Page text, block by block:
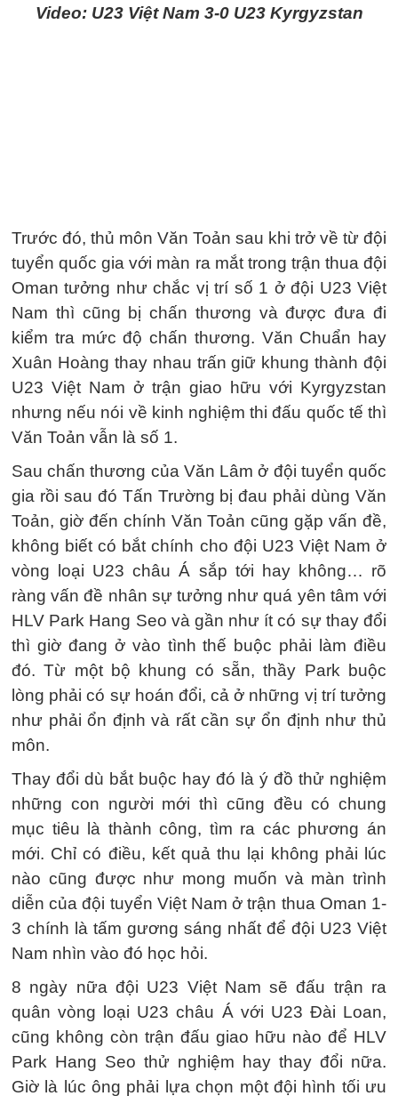
Video: U23 Việt Nam 3-0 U23 Kyrgyzstan
Trước đó, thủ môn Văn Toản sau khi trở về từ đội
tuyển quốc gia với màn ra mắt trong trận thua đội
Oman tưởng như chắc vị trí số 1 ở đội U23 Việt
Nam thì cũng bị chấn thương và được đưa đi
kiểm tra mức độ chấn thương. Văn Chuẩn hay
Xuân Hoàng thay nhau trấn giữ khung thành đội
U23 Việt Nam ở trận giao hữu với Kyrgyzstan
nhưng nếu nói về kinh nghiệm thi đấu quốc tế thì
Văn Toản vẫn là số 1.
Sau chấn thương của Văn Lâm ở đội tuyển quốc
gia rồi sau đó Tấn Trường bị đau phải dùng Văn
Toản, giờ đến chính Văn Toản cũng gặp vấn đề,
không biết có bắt chính cho đội U23 Việt Nam ở
vòng loại U23 châu Á sắp tới hay không… rõ
ràng vấn đề nhân sự tưởng như quá yên tâm với
HLV Park Hang Seo và gần như ít có sự thay đổi
thì giờ đang ở vào tình thế buộc phải làm điều
đó. Từ một bộ khung có sẵn, thầy Park buộc
lòng phải có sự hoán đổi, cả ở những vị trí tưởng
như phải ổn định và rất cần sự ổn định như thủ
môn.
Thay đổi dù bắt buộc hay đó là ý đồ thử nghiệm
những con người mới thì cũng đều có chung
mục tiêu là thành công, tìm ra các phương án
mới. Chỉ có điều, kết quả thu lại không phải lúc
nào cũng được như mong muốn và màn trình
diễn của đội tuyển Việt Nam ở trận thua Oman 1-
3 chính là tấm gương sáng nhất để đội U23 Việt
Nam nhìn vào đó học hỏi.
8 ngày nữa đội U23 Việt Nam sẽ đấu trận ra
quân vòng loại U23 châu Á với U23 Đài Loan,
cũng không còn trận đấu giao hữu nào để HLV
Park Hang Seo thử nghiệm hay thay đổi nữa.
Giờ là lúc ông phải lựa chọn một đội hình tối ưu